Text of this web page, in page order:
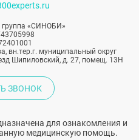
«СИНОБИ»
вн.тер.г. муниципальный округ
Шипиловский, д. 27, помещ. 13Н
ЗВОНОК
для ознакомления и
медицинскую помощь.